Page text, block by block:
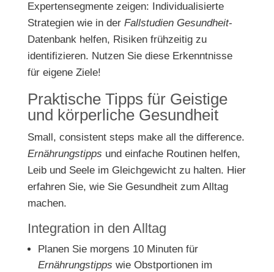
Expertensegmente zeigen: Individualisierte
Strategien wie in der Fallstudien Gesundheit-
Datenbank helfen, Risiken frühzeitig zu
identifizieren. Nutzen Sie diese Erkenntnisse
für eigene Ziele!
Praktische Tipps für Geistige
und körperliche Gesundheit
Small, consistent steps make all the difference.
Ernährungstipps und einfache Routinen helfen,
Leib und Seele im Gleichgewicht zu halten. Hier
erfahren Sie, wie Sie Gesundheit zum Alltag
machen.
Integration in den Alltag
Planen Sie morgens 10 Minuten für
Ernährungstipps wie Obstportionen im